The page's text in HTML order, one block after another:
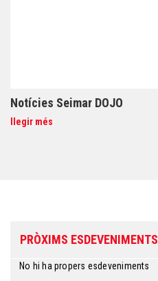
Notícies Seimar DOJO
llegir més
PRÒXIMS ESDEVENIMENTS
No hi ha propers esdeveniments